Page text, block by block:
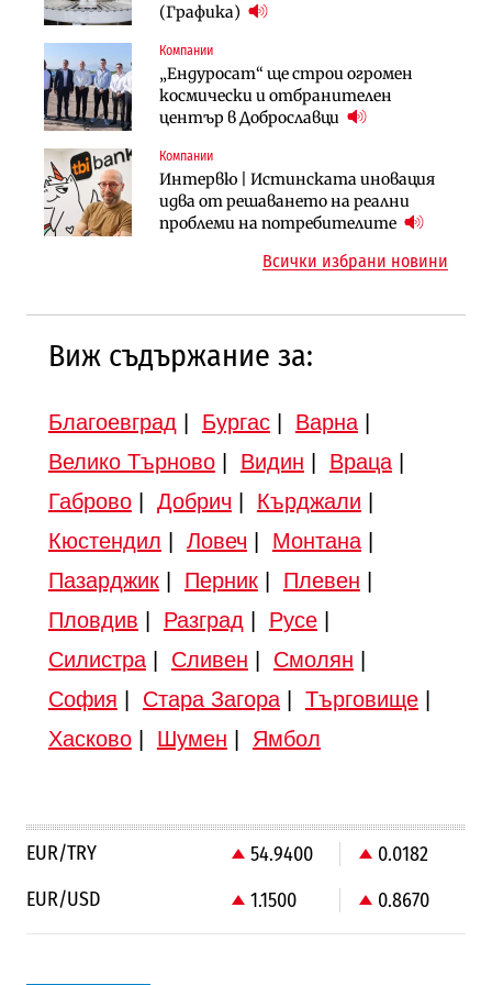
(Графика)
Компании
„Ендуросат“ ще строи огромен
космически и отбранителен
център в Доброславци
Компании
Интервю | Истинската иновация
идва от решаването на реални
проблеми на потребителите
космически и отбранителен
Компании
„Хювефарма“ подписа договор за
придобиване на Euroapi Italy
Инфраструктура
АПИ възложи промяната на
парцеларния план за
вдигнати
Градоустройство
Столична община избра
изпълнител за преместването на
трамвайното трасе по бул.
Инфраструктура
Вторият мост над Варненското
езеро става част от бъдещата
Всички избрани новини
Виж съдържание за:
Благоевград Бургас| Варна|
Велико Търново| Видин Враца|
Габрово| Добрич Кърджали
Кюстендил
Ловеч Монтана|
Пазарджик| Перник| Плевен
Пловдив
Разград Русе|
Силистра| Сливен Смолян
София
Стара Загора| Търговище|
Хасково| Шумен Ямбол
EUR/TRY 54.9400
0.0182
EUR/USD
1.1500 0.8670